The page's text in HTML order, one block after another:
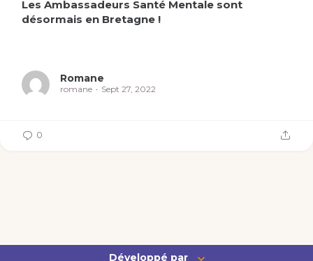
Les Ambassadeurs Santé Mentale sont
désormais en Bretagne !
Romane
romane Sept 27, 2022
0
Développé par